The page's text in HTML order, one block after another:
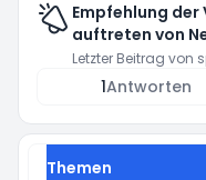
Empfehlung
auftreten von
Letzter Beitrag von
1Antworten
Themen